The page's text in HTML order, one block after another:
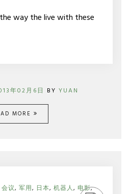
way the live with these
年02月6日 BY YUAN
MORE
会议, 军用, 日本, 机器人, 电影,